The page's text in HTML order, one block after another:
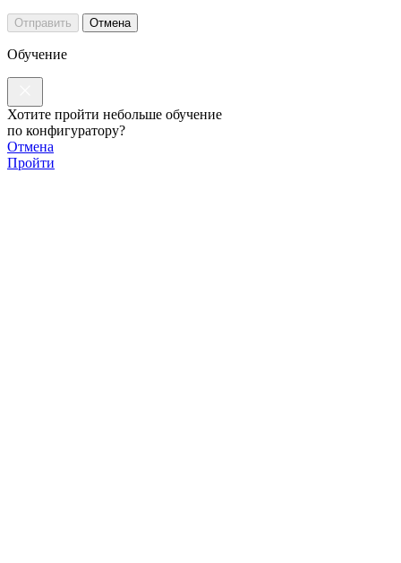
Отправить Отмена
Обучение
Хотите пройти небольше обучение
по конфигуратору?
Отмена
Пройти